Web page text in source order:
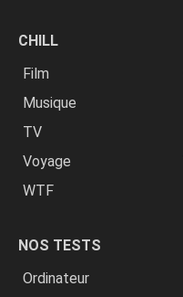
CHILL
Film
Musique
TV
Voyage
WTF
NOS TESTS
Ordinateur